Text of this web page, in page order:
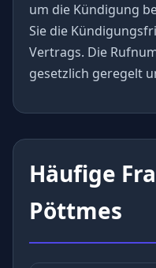
um die Kündigung
Sie die
Vertrags. Die
gesetzlich geregelt
Häufige
Pöttmes